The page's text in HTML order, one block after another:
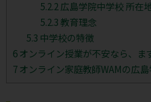
5.2.2 広島学院中学校 所在
5.2.3教育理念
5.3 中学校の特徴
6オンライン授業が不安なら、ま
7オンライン家庭教師WAMの広